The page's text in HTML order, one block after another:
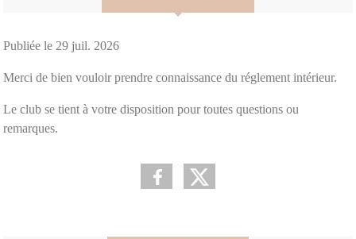
Publiée le 29 juil. 2026
Merci de bien vouloir prendre connaissance du réglement intérieur.
Le club se tient à votre disposition pour toutes questions ou
remarques.